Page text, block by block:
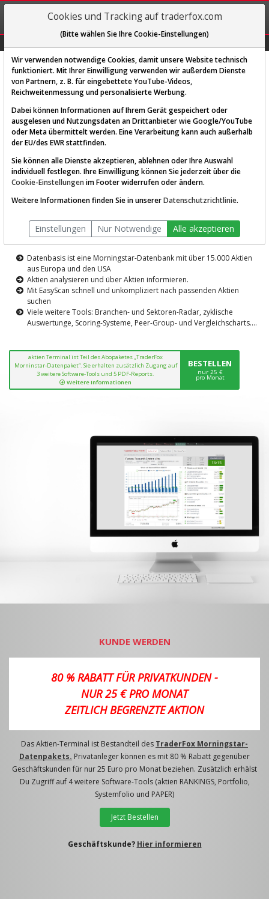
REGIS-
TRIEREN
Diese Funktion ist nur für
AKTIEN-TERMINAL
Die Aktienanalyse-Plattform von
TraderFox
Datenbasis ist eine Morningstar-Datenbank mit über 15.000 Aktien
aus Europa und den USA
Aktien analysieren und über Aktien informieren.
Mit EasyScan schnell und unkompliziert nach passenden Aktien
suchen
Viele weitere Tools: Branchen- und Sektoren-Radar, zyklische
Auswertunge, Scoring-Systeme, Peer-Group- und Vergleichscharts....
aktien Terminal ist Teil des Abopaketes „TraderFox
Morninstar-Datenpaket“. Sie erhalten zusätzlich Zugang auf
3 weitere Software-Tools und 5 PDF-Reports.
Weitere Informationen
BESTELLEN
nur 25 €
pro Monat
KUNDE WERDEN
80 % RABATT FÜR PRIVATKUNDEN -
NUR 25 € PRO MONAT
ZEITLICH BEGRENZTE AKTION
Das Aktien-Terminal ist Bestandteil des TraderFox Morningstar-
Datenpakets. Privatanleger können es mit 80 % Rabatt gegenüber
Geschäftskunden für nur 25 Euro pro Monat beziehen. Zusätzlich erhälst
Du Zugriff auf 4 weitere Software-Tools (aktien RANKINGS, Portfolio,
Systemfolio und PAPER)
Jetzt Bestellen
Geschäftskunde? Hier informieren
Cookies und Tracking auf traderfox.com
(Bitte wählen Sie Ihre Cookie-Einstellungen)
Wir verwenden notwendige Cookies, damit unsere Website technisch
funktioniert. Mit Ihrer Einwilligung verwenden wir außerdem Dienste
von Partnern, z. B. für eingebettete YouTube-Videos,
Reichweitenmessung und personalisierte Werbung.
Dabei können Informationen auf Ihrem Gerät gespeichert oder
ausgelesen und Nutzungsdaten an Drittanbieter wie Google/YouTube
oder Meta übermittelt werden. Eine Verarbeitung kann auch außerhalb
der EU/des EWR stattfinden.
Sie können alle Dienste akzeptieren, ablehnen oder Ihre Auswahl
individuell festlegen. Ihre Einwilligung können Sie jederzeit über die
Cookie-Einstellungen im Footer widerrufen oder ändern.
Weitere Informationen finden Sie in unsererDatenschutzrichtlinie.
Einstellungen Nur Notwendige Alle akzeptieren